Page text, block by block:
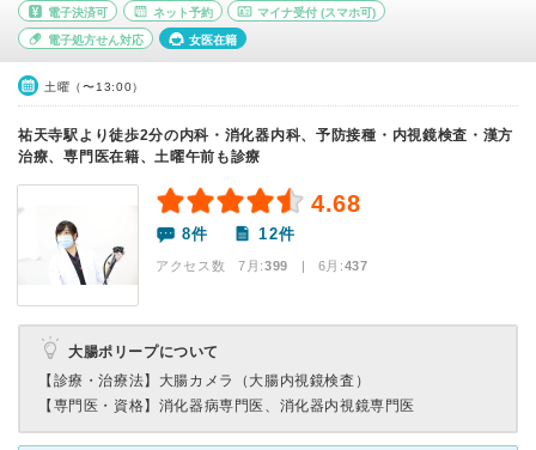
電子決済可 ネット予約 マイナ受付 (スマホ可)
電子処方せん対応 女医在籍
土曜（〜13:00）
祐天寺駅より徒歩2分の内科・消化器内科、予防接種・内視鏡検査・漢方
治療、専門医在籍、土曜午前も診療
4.68
8件 12件
アクセス数 7月:399 | 6月:437
大腸ポリープについて
【診療・治療法】 大腸カメラ（大腸内視鏡検査）
【専門医・資格】 消化器病専門医、消化器内視鏡専門医